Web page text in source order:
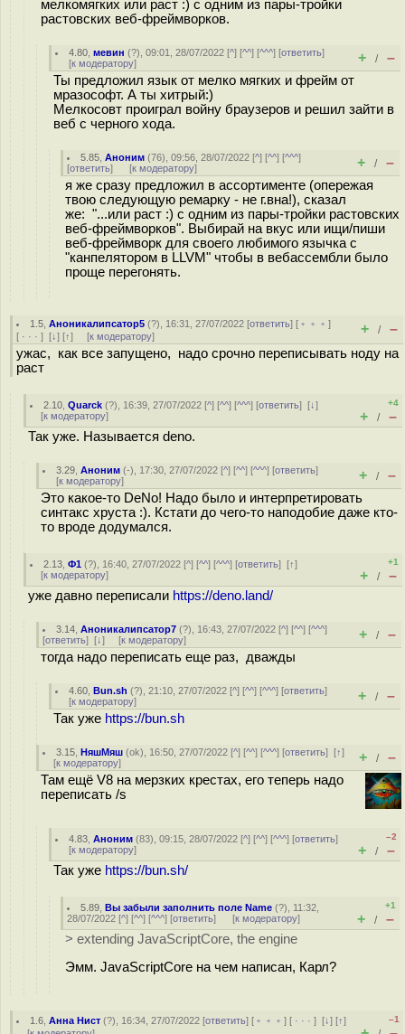
мелкомягких или раст :) с одним из пары-тройки
растовских веб-фреймворков.
4.80 ,мевин (?), 09:01, 28/07/2022 [^] [^^] [^^^] [ответить]
[к модератору] + / –
Ты предложил язык от мелко мягких и фрейм от
мразософт. А ты хитрый:)
Мелкосовт проиграл войну браузеров и решил зайти в
веб с черного хода.
5.85 ,Аноним (76), 09:56, 28/07/2022 [^] [^^] [^^^]
[ответить] [к модератору] + / –
я же сразу предложил в ассортименте (опережая
твою следующую ремарку - не г.вна!), сказал
же: "...или раст :) с одним из пары-тройки растовских
веб-фреймворков". Выбирай на вкус или ищи/пиши
веб-фреймворк для своего любимого язычка с
"канпелятором в LLVM" чтобы в вебассембли было
проще перегонять.
1.5 ,Аноникалипсатор5 (?), 16:31, 27/07/2022 [ответить] [ ﹢﹢﹢]
[ · · · ] [↓] [↑] [к модератору] + / –
ужас, как все запущено, надо срочно переписывать ноду на
раст
2.10 ,Quarck (?), 16:39, 27/07/2022 [^] [^^] [^^^] [ответить][↓]
[к модератору]
+4
+ / –
Так уже. Называется deno.
3.29 ,Аноним (-), 17:30, 27/07/2022 [^] [^^] [^^^] [ответить]
[к модератору] + / –
Это какое-то DeNo! Надо было и интерпретировать
синтакс хруста :). Кстати до чего-то наподобие даже кто-
то вроде додумался.
2.13 ,Ф1 (?), 16:40, 27/07/2022 [^] [^^] [^^^] [ответить][↑]
[к модератору]
+1
+ / –
уже давно переписали https://deno.land/
3.14 ,Аноникалипсатор7 (?), 16:43, 27/07/2022 [^] [^^] [^^^]
[ответить] [↓] [к модератору] + / –
тогда надо переписать еще раз, дважды
4.60 ,Bun.sh (?), 21:10, 27/07/2022 [^] [^^] [^^^] [ответить]
[к модератору] + / –
Так уже https://bun.sh
3.15 ,НяшМяш (ok), 16:50, 27/07/2022 [^] [^^] [^^^] [ответить][↑]
[к модератору] + / –
Там ещё V8 на мерзких крестах, его теперь надо
переписать /s
4.83 ,Аноним (83), 09:15, 28/07/2022 [^] [^^] [^^^] [ответить]
[к модератору]
–2
+ / –
Так уже https://bun.sh/
5.89 ,Вы забыли заполнить поле Name (?), 11:32,
28/07/2022 [^] [^^] [^^^] [ответить] [к модератору]
+1
+ / –
> extending JavaScriptCore, the engine
Эмм. JavaScriptCore на чем написан, Карл?
1.6 ,Анна Нист (?), 16:34, 27/07/2022 [ответить] [ ﹢﹢﹢] [ · · ·][↓] [↑]
–1